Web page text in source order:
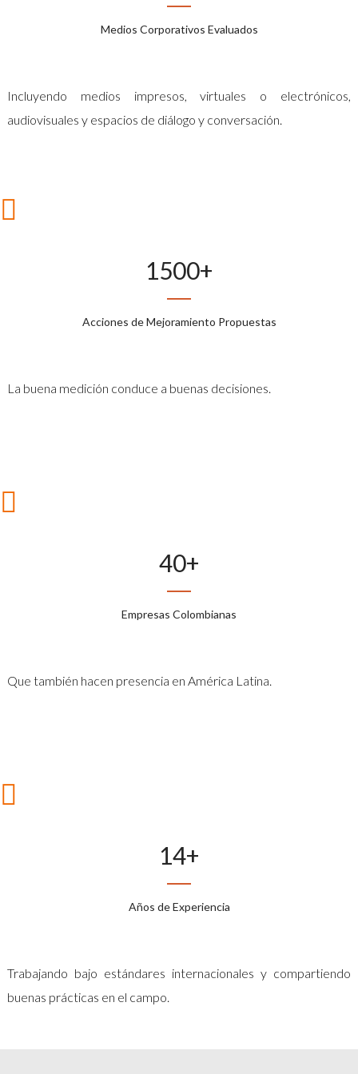
Medios Corporativos Evaluados
Incluyendo medios impresos, virtuales o electrónicos,
audiovisuales y espacios de diálogo y conversación.
1500+
Acciones de Mejoramiento Propuestas
La buena medición conduce a buenas decisiones.
40+
Empresas Colombianas
Que también hacen presencia en América Latina.
14+
Años de Experiencia
Trabajando bajo estándares internacionales y compartiendo
buenas prácticas en el campo.